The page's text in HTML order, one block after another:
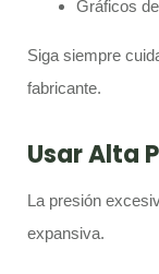
Gráficos
Siga siempre
fabricante.
Usar Alta
La presión
expansiva.